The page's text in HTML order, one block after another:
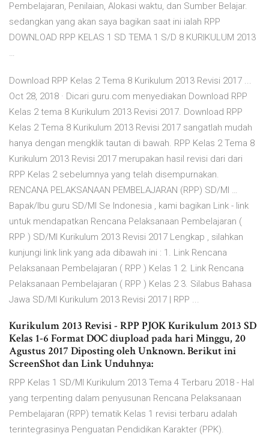
Pembelajaran, Penilaian, Alokasi waktu, dan Sumber Belajar.
sedangkan yang akan saya bagikan saat ini ialah RPP
DOWNLOAD RPP KELAS 1 SD TEMA 1 S/D 8 KURIKULUM 2013
…
Download RPP Kelas 2 Tema 8 Kurikulum 2013 Revisi 2017 ...
Oct 28, 2018 · Dicari guru.com menyediakan Download RPP
Kelas 2 tema 8 Kurikulum 2013 Revisi 2017. Download RPP
Kelas 2 Tema 8 Kurikulum 2013 Revisi 2017 sangatlah mudah
hanya dengan mengklik tautan di bawah. RPP Kelas 2 Tema 8
Kurikulum 2013 Revisi 2017 merupakan hasil revisi dari dari
RPP Kelas 2 sebelumnya yang telah disempurnakan.
RENCANA PELAKSANAAN PEMBELAJARAN (RPP) SD/MI …
Bapak/Ibu guru SD/MI Se Indonesia , kami bagikan Link - link
untuk mendapatkan Rencana Pelaksanaan Pembelajaran (
RPP ) SD/MI Kurikulum 2013 Revisi 2017 Lengkap , silahkan
kunjungi link link yang ada dibawah ini : 1. Link Rencana
Pelaksanaan Pembelajaran ( RPP ) Kelas 1 2. Link Rencana
Pelaksanaan Pembelajaran ( RPP ) Kelas 2 3. Silabus Bahasa
Jawa SD/MI Kurikulum 2013 Revisi 2017 | RPP ...
Kurikulum 2013 Revisi - RPP PJOK Kurikulum 2013 SD
Kelas 1-6 Format DOC diupload pada hari Minggu, 20
Agustus 2017 Diposting oleh Unknown. Berikut ini
ScreenShot dan Link Unduhnya:
RPP Kelas 1 SD/MI Kurikulum 2013 Tema 4 Terbaru 2018 - Hal
yang terpenting dalam penyusunan Rencana Pelaksanaan
Pembelajaran (RPP) tematik Kelas 1 revisi terbaru adalah
terintegrasinya Penguatan Pendidikan Karakter (PPK).